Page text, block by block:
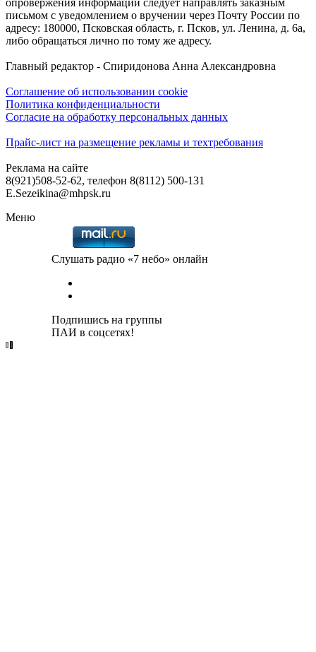
опровержения информации следует направлять заказным
письмом с уведомлением о вручении через Почту России по
адресу: 180000, Псковская область, г. Псков, ул. Ленина, д. 6а,
либо обращаться лично по тому же адресу.
Главный редактор - Спиридонова Анна Александровна
Соглашение об использовании cookie
Политика конфиденциальности
Согласие на обработку персональных данных
Прайс-лист на размещение рекламы и техтребования
Реклама на сайте
8(921)508-52-62, телефон 8(8112) 500-131
E.Sezeikina@mhpsk.ru
Меню
Слушать радио «7 небо» онлайн
Подпишись на группы
ПАИ в соцсетях!